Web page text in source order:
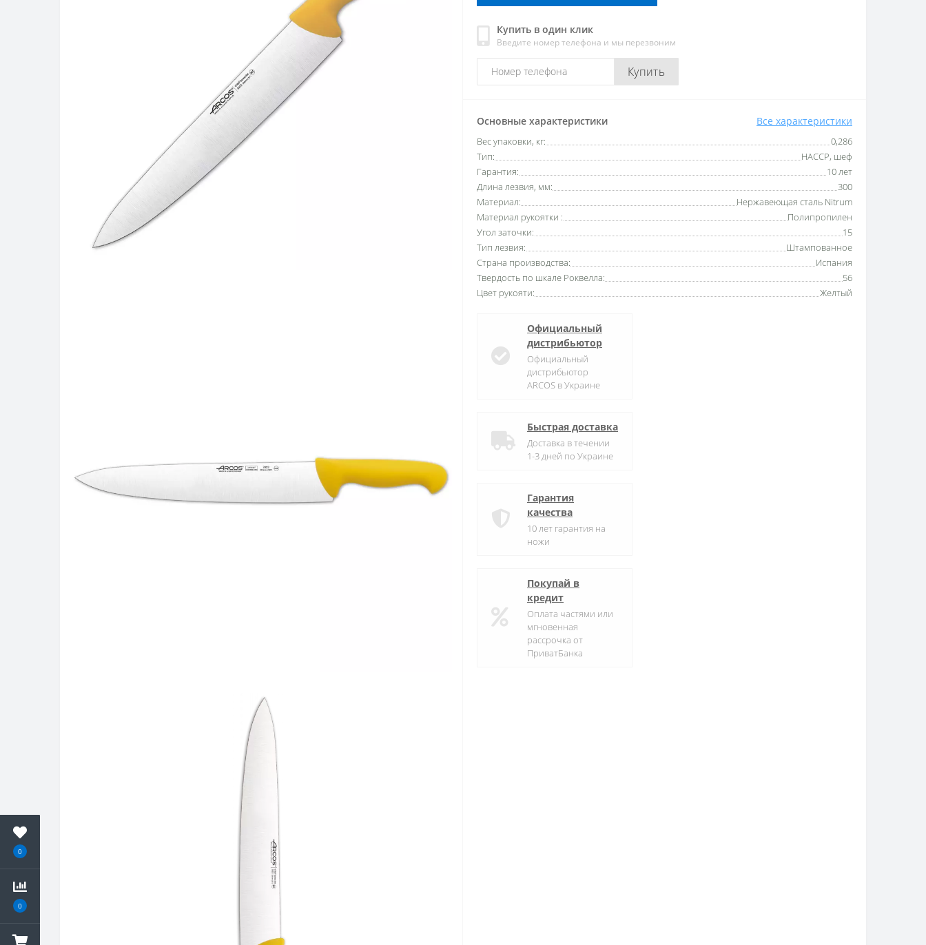
0
0
Купить в один клик
Введите номер телефона и мы перезвоним
Купить
Основные характеристики Все характеристики
Вес упаковки, кг:
0,286
Тип:
HACCP, шеф
Гарантия:
10 лет
Длина лезвия, мм:
300
Материал:
Нержавеющая сталь Nitrum
Материал рукоятки :
Полипропилен
Угол заточки:
15
Тип лезвия:
Штампованное
Страна производства:
Испания
Твердость по шкале Роквелла:
56
Цвет рукояти:
Желтый
Официальный
дистрибьютор
Официальный
дистрибьютор
ARCOS в Украине
Быстрая доставка
Доставка в течении
1-3 дней по Украине
Гарантия
качества
10 лет гарантия на
ножи
Покупай в
кредит
Оплата частями или
мгновенная
рассрочка от
ПриватБанка